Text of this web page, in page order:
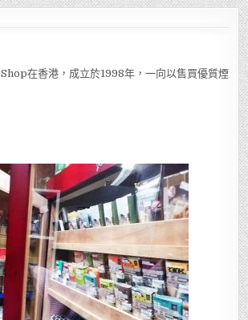
在香港，成立於1998年，一向以售買優質煙